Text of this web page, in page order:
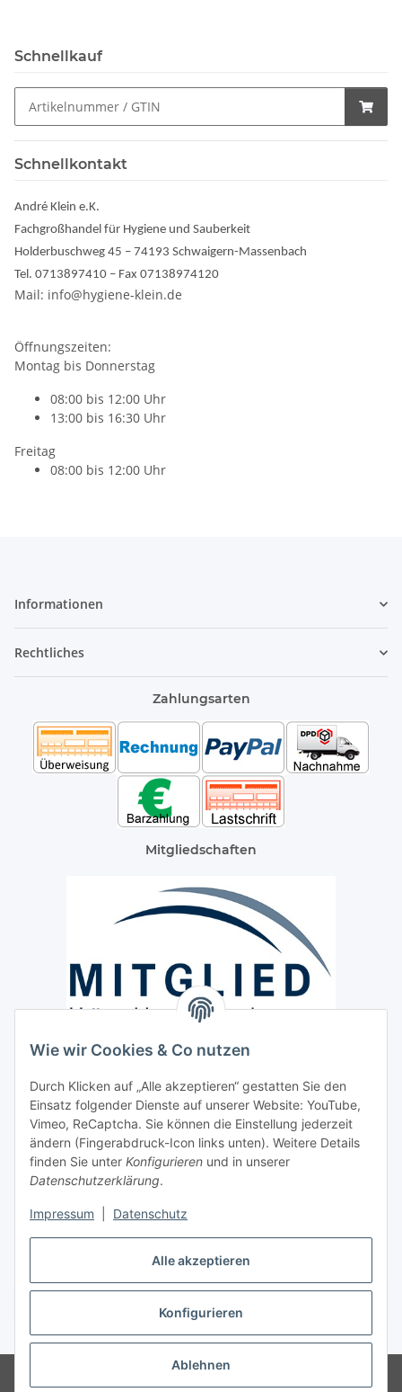
Alle akzeptieren
Konfigurieren
Ablehnen
Wie wir Cookies & Co nutzen
Durch Klicken auf „Alle akzeptieren“ gestatten Sie den
Einsatz folgender Dienste auf unserer Website: YouTube,
Vimeo, ReCaptcha. Sie können die Einstellung jederzeit
ändern (Fingerabdruck-Icon links unten). Weitere Details
finden Sie unter Konfigurieren und in unserer
Datenschutzerklärung.
Impressum Datenschutz
Schnellkauf
Schnellkontakt
André Klein e.K.
Fachgroßhandel für Hygiene und Sauberkeit
Holderbuschweg 45 – 74193 Schwaigern-Massenbach
Tel. 0713897410 – Fax 07138974120
Mail: info@hygiene-klein.de
Öffnungszeiten:
Montag bis Donnerstag
08:00 bis 12:00 Uhr
13:00 bis 16:30 Uhr
Freitag
08:00 bis 12:00 Uhr
Informationen
Rechtliches
Zahlungsarten
Mitgliedschaften
Paketdienst und Spedition
Regionaler Lieferservice im Umkreis von ca. 60 Km
Sicherheit
* Alle Preise inkl. gesetzlicher USt., zzgl.Versand